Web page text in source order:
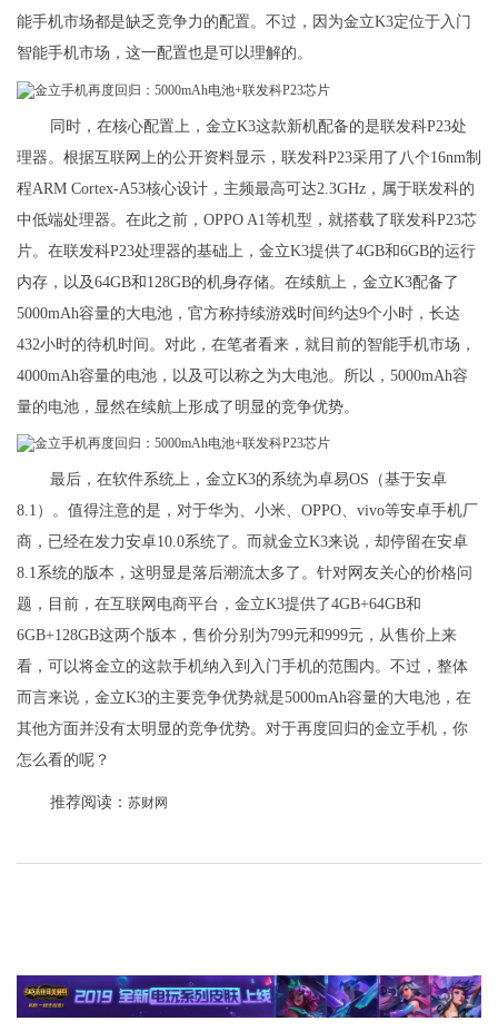
能手机市场都是缺乏竞争力的配置。不过，因为金立K3定位于入门
智能手机市场，这一配置也是可以理解的。
同时，在核心配置上，金立K3这款新机配备的是联发科P23处
理器。根据互联网上的公开资料显示，联发科P23采用了八个16nm制
程ARM Cortex-A53核心设计，主频最高可达2.3GHz，属于联发科的
中低端处理器。在此之前，OPPO A1等机型，就搭载了联发科P23芯
片。在联发科P23处理器的基础上，金立K3提供了4GB和6GB的运行
内存，以及64GB和128GB的机身存储。在续航上，金立K3配备了
5000mAh容量的大电池，官方称持续游戏时间约达9个小时，长达
432小时的待机时间。对此，在笔者看来，就目前的智能手机市场，
4000mAh容量的电池，以及可以称之为大电池。所以，5000mAh容
量的电池，显然在续航上形成了明显的竞争优势。
最后，在软件系统上，金立K3的系统为卓易OS（基于安卓
8.1）。值得注意的是，对于华为、小米、OPPO、vivo等安卓手机厂
商，已经在发力安卓10.0系统了。而就金立K3来说，却停留在安卓
8.1系统的版本，这明显是落后潮流太多了。针对网友关心的价格问
题，目前，在互联网电商平台，金立K3提供了4GB+64GB和
6GB+128GB这两个版本，售价分别为799元和999元，从售价上来
看，可以将金立的这款手机纳入到入门手机的范围内。不过，整体
而言来说，金立K3的主要竞争优势就是5000mAh容量的大电池，在
其他方面并没有太明显的竞争优势。对于再度回归的金立手机，你
怎么看的呢？
推荐阅读： 苏财网